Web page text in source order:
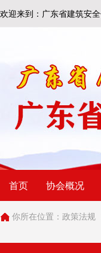
欢迎来到：广东省建筑安
首页 协会概况
你所在位置： 政策法规